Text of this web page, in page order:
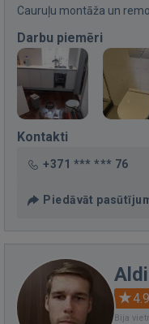
Cauruļu montāža un
Darbu piemēri
Kontakti
+371 *** *** 76
Piedāvāt
4.9
Bija